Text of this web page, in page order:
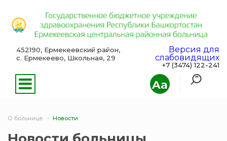
Aa
452190, Ермекеевский район,
с. Ермекеево, Школьная, 29
Версия для
слабовидящих
+7 (3474) 122-241
О больнице Новости